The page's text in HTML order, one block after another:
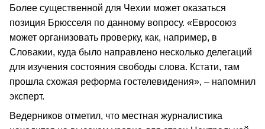
Более существенной для Чехии может оказаться
позиция Брюсселя по данному вопросу. «Евросоюз
может организовать проверку, как, например, в
Словакии, куда было направлено несколько делегаций
для изучения состояния свободы слова. Кстати, там
прошла схожая реформа гостелевидения», – напомнил
эксперт.
Ведерников отметил, что местная журналистика